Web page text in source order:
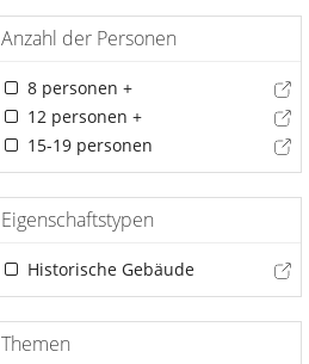
Anzahl der Personen
8 personen +
12 personen +
15-19 personen
Eigenschaftstypen
Historische Gebäude
Themen